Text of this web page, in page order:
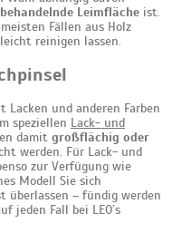
Leimfläche ist.
Fällen aus Holz
reinigen lassen.
und anderen Farben
speziellen Lack- und
damit großflächig oder
werden. Für Lack- und
zur Verfügung wie
Modell Sie sich
– fündig werden
jeden Fall bei LEO’s